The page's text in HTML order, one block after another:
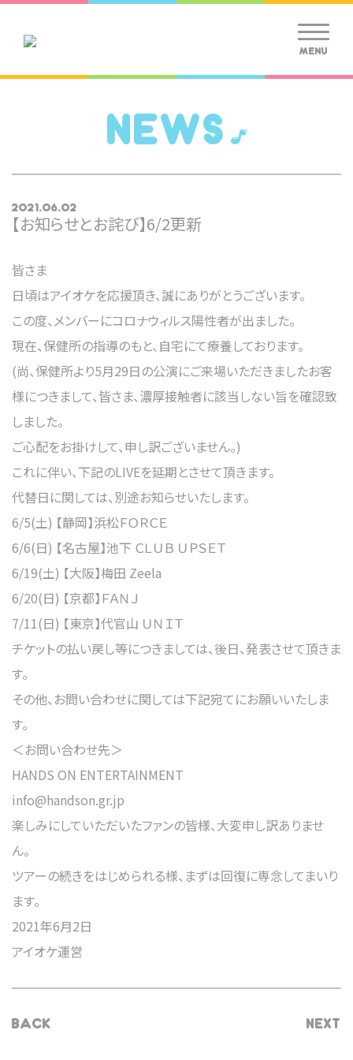
MENU
NEWS
2021.06.02
【お知らせとお詫び】6/2更新
皆さま
日頃はアイオケを応援頂き、誠にありがとうございます。
この度、メンバーにコロナウィルス陽性者が出ました。
現在、保健所の指導のもと、自宅にて療養しております。
(尚、保健所より5月29日の公演にご来場いただきましたお客
様につきまして、皆さま、濃厚接触者に該当しない旨を確認致
しました。
ご心配をお掛けして、申し訳ございません。)
これに伴い、下記のLIVEを延期とさせて頂きます。
代替日に関しては、別途お知らせいたします。
6/5(土) 【静岡】浜松ＦＯＲＣＥ
6/6(日) 【名古屋】池下 ＣＬＵＢ ＵＰＳＥＴ
6/19(土) 【大阪】梅田 Zeela
6/20(日) 【京都】ＦＡＮＪ
7/11(日) 【東京】代官山 ＵＮＩＴ
チケットの払い戻し等につきましては、後日、発表させて頂きま
す。
その他、お問い合わせに関しては下記宛てにお願いいたしま
す。
＜お問い合わせ先＞
HANDS ON ENTERTAINMENT
info@handson.gr.jp
楽しみにしていただいたファンの皆様、大変申し訳ありませ
ん。
ツアーの続きをはじめられる様、まずは回復に専念してまいり
ます。
2021年6月2日
アイオケ運営
BACK NEXT